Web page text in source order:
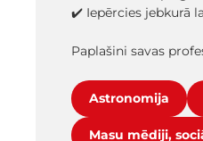
✔️ Iepērcies jebkurā
Paplašini savas
Astronomija
Masu mēdiji,